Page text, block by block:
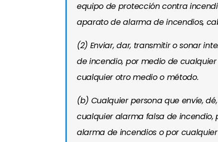
equipo de protección contra
aparato de alarma de incendios,
(2) Enviar, dar, transmitir o sonar
de incendio, por medio de
cualquier otro medio o método.
(b) Cualquier persona que envíe,
cualquier alarma falsa de
alarma de incendios o por